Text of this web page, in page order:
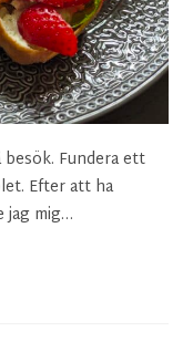
besök. Fundera ett
Efter att ha
jag mig…